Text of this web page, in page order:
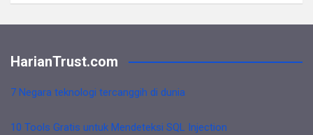
HarianTrust.com
7 Negara teknologi tercanggih di dunia
10 Tools Gratis untuk Mendeteksi SQL Injection